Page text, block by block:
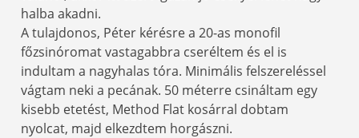
halba akadni.
A tulajdonos, Péter kérésre a 20-as monofil
főzsinóromat vastagabbra cseréltem és el is
indultam a nagyhalas tóra. Minimális felszereléssel
vágtam neki a pecának. 50 méterre csináltam egy
kisebb etetést, Method Flat kosárral dobtam
nyolcat, majd elkezdtem horgászni.